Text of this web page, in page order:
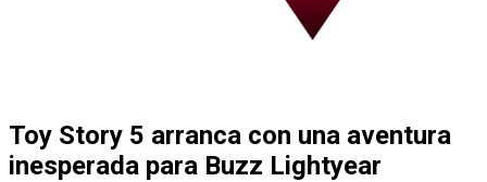
Toy Story 5 arranca con una aventura
inesperada para Buzz Lightyear